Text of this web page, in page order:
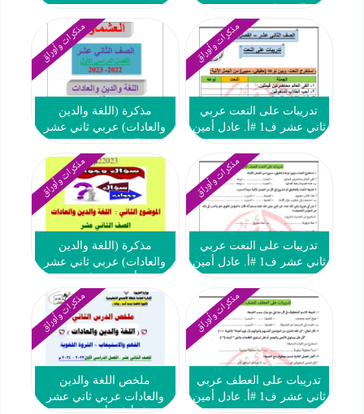
مذكرات وأوراق
تدريبات على النعت عربي
ثاني عشر ف1 #أ. عادل أمين
مذكرات وأوراق
مذكرة (اللغة والدين
والعادات) عربي ثاني عشر
مذكرات وأوراق
تدريبات على النعت عربي
ثاني عشر ف1 #أ. عادل أمين
مذكرات وأوراق
مذكرة (اللغة والدين
والعادات) عربي ثاني عشر
2023
مذكرات وأوراق
تدريبات على العطف عربي
ثاني عشر ف1 #أ. عادل أمين
مذكرات وأوراق
ملخص اللغة والدين
والعادات عربي ثاني عشر